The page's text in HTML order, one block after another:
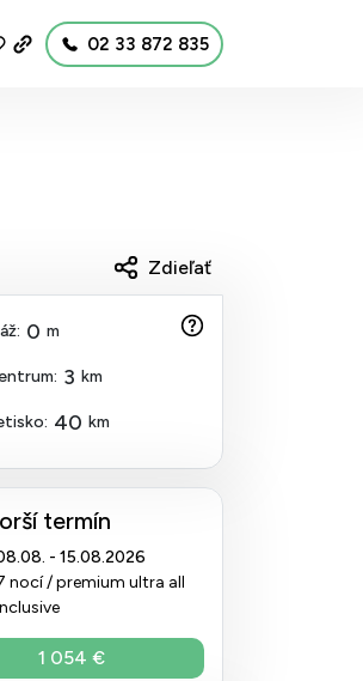
02 33 872 835
Zdieľať
0 m
3 km
40 km
termín
- 15.08.2026
nocí / premium ultra all
1 054 €